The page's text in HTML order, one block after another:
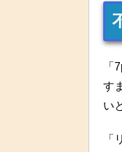
す
い